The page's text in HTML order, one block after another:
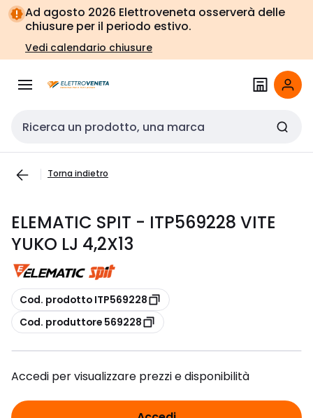
Vai alla
navigazione
Vai
alla
pagina
Ad agosto 2026 Elettroveneta osserverà delle
chiusure per il periodo estivo.
Vedi calendario chiusure
Cerca input
Torna indietro
ELEMATIC SPIT - ITP569228 VITE
YUKO LJ 4,2X13
copia
Cod. prodotto ITP569228
copia
Cod. produttore 569228
Accedi per visualizzare prezzi e disponibilità